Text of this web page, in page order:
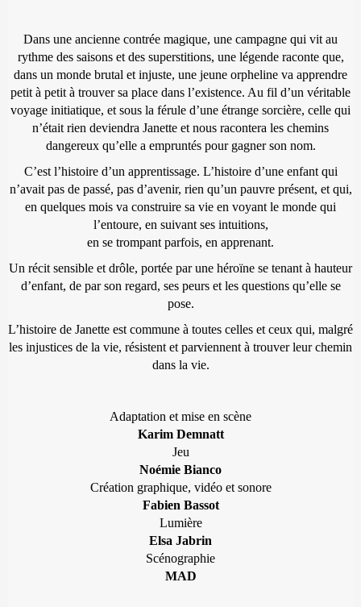
Dans une ancienne contrée magique, une campagne qui vit au
rythme des saisons et des superstitions, une légende raconte que,
dans un monde brutal et injuste, une jeune orpheline va apprendre
petit à petit à trouver sa place dans l’existence. Au fil d’un véritable
voyage initiatique, et sous la férule d’une étrange sorcière, celle qui
n’était rien deviendra Janette et nous racontera les chemins
dangereux qu’elle a empruntés pour gagner son nom.
C’est l’histoire d’un apprentissage. L’histoire d’une enfant qui
n’avait pas de passé, pas d’avenir, rien qu’un pauvre présent, et qui,
en quelques mois va construire sa vie en voyant le monde qui
l’entoure, en suivant ses intuitions,
en se trompant parfois, en apprenant.
Un récit sensible et drôle, portée par une héroïne se tenant à hauteur
d’enfant, de par son regard, ses peurs et les questions qu’elle se
pose.
L’histoire de Janette est commune à toutes celles et ceux qui, malgré
les injustices de la vie, résistent et parviennent à trouver leur chemin
dans la vie.
Adaptation et mise en scène
Karim Demnatt
Jeu
Noémie Bianco
Création graphique, vidéo et sonore
Fabien Bassot
Lumière
Elsa Jabrin
Scénographie
MAD